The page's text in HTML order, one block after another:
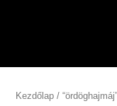
Kezdőlap /